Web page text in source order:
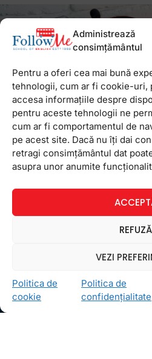
Administrează
consimțământul
Pentru a oferi cea mai bună
tehnologii, cum ar fi cookie-uri,
accesa informațiile despre
pentru aceste tehnologii ne
cum ar fi comportamentul de
pe acest site. Dacă nu îți dai
retragi consimțământul dat
asupra unor anumite
REFUZĂ
VEZI
Politica de
cookie
Politica de
confidențialitate
Ceea ce ne ghidează pe toţi
este motto-ulÎnvaţă zâmbind.
FollowMe Vitan
Informații Utile